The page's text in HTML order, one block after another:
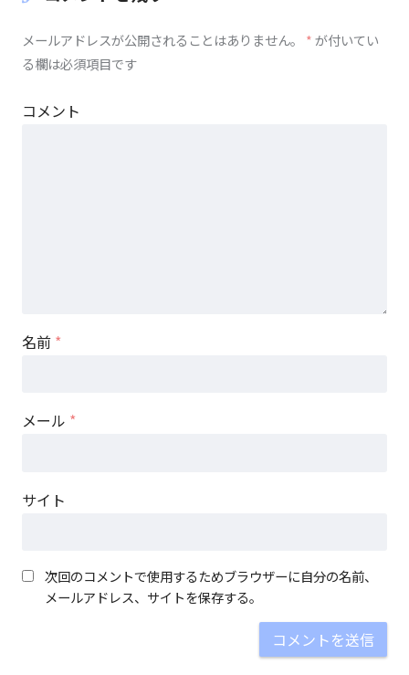
メールアドレスが公開されることはありません。 *が付いてい
る欄は必須項目です
コメント
名前 *
メール *
サイト
次回のコメントで使用するためブラウザーに自分の名前、
メールアドレス、サイトを保存する。